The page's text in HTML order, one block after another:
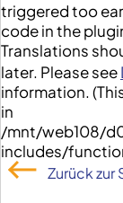
triggered too
code in the
Translations
later. Please see
information.
in
/mnt/web108/
includes/
Zurück zur